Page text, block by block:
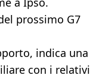
prossimo G7
indica una
con i relativi